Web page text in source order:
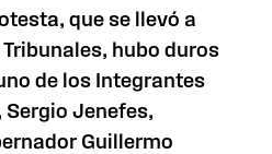
que se llevó a
hubo duros
de los Integrantes
Sergio Jenefes,
Guillermo